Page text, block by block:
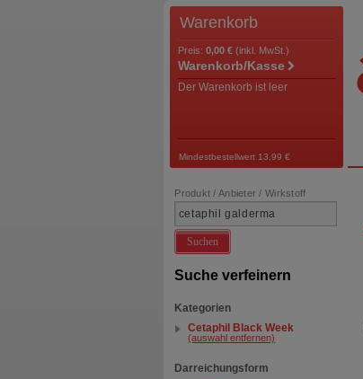
Warenkorb
Preis: 0,00 € (inkl. MwSt.)
Warenkorb/Kasse
Der Warenkorb ist leer
Mindestbestellwert 13,99 €
Produkt / Anbieter / Wirkstoff
Suchen
Suche verfeinern
Kategorien
Cetaphil Black Week
(auswahl entfernen)
Darreichungsform